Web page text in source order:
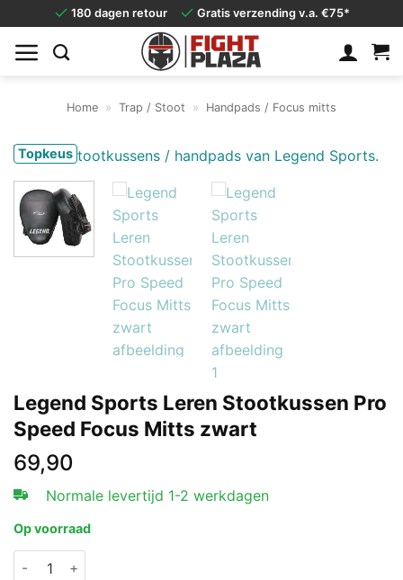
naar
inhoud
180 dagen retour Gratis verzending v.a. €75*
Home » Trap / Stoot » Handpads / Focus mitts
Topkeus
Legend Sports Leren Stootkussen Pro
Speed Focus Mitts zwart
69,90
Normale levertijd 1-2 werkdagen
Op voorraad
Legend Sports Leren Stootkussen Pro Speed Focus